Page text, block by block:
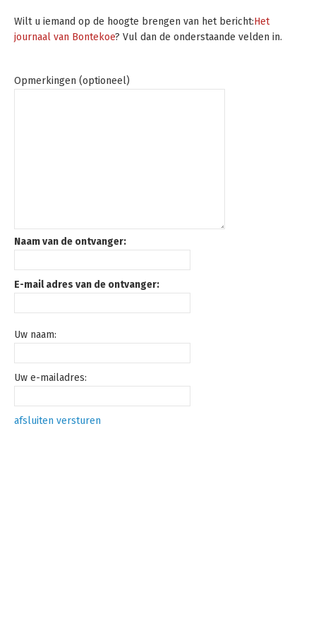
Wilt u iemand op de hoogte brengen van het bericht:Het
journaal van Bontekoe? Vul dan de onderstaande velden in.
Opmerkingen (optioneel)
Naam van de ontvanger:
E-mail adres van de ontvanger:
Uw naam:
Uw e-mailadres:
afsluiten versturen